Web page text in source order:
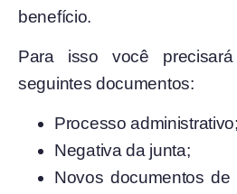
benefício.
Para isso você
seguintes documentos:
Processo administrativo;
Negativa da junta;
Novos documentos